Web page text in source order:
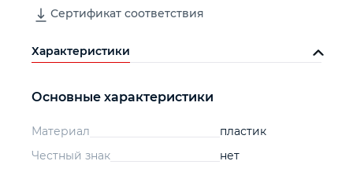
Сертификат соответствия
Характеристики
Основные характеристики
Материал
пластик
Честный знак
нет